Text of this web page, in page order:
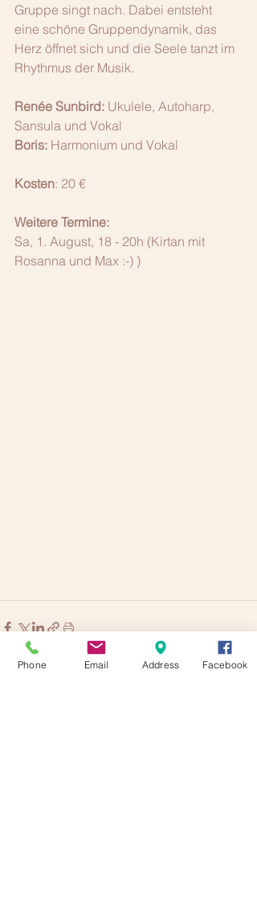
Gruppe singt nach. Dabei entsteht
eine schöne Gruppendynamik, das
Herz öffnet sich und die Seele tanzt im
Rhythmus der Musik.
Renée Sunbird: Ukulele, Autoharp,
Sansula und Vokal
Boris: Harmonium und Vokal
Kosten: 20 €
Weitere Termine:
Sa, 1. August, 18 - 20h (Kirtan mit
Rosanna und Max :-) )
Phone Email Address Facebook